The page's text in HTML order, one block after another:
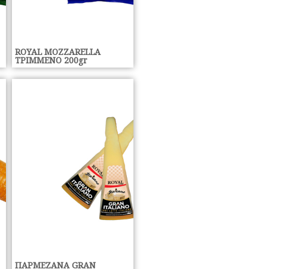
ROYAL MOZZARELLA
ΤΡΙΜΜΕΝΟ 200gr
ΠΑΡΜΕΖΑΝΑ GRAN